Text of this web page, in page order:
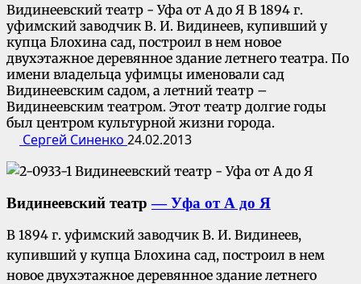
Видинеевский театр - Уфа от А до Я В 1894 г.
уфимский заводчик В. И. Видинеев, купивший у
купца Блохина сад, построил в нем новое
двухэтажное деревянное здание летнего театра. По
имени владельца уфимцы именовали сад
Видинеевским садом, а летний театр –
Видинеевским театром. Этот театр долгие годы
был центром культурной жизни города.
Сергей Синенко 24.02.2013
Видинеевский театр— Уфа от А до Я
В 1894 г. уфимский заводчик В. И. Видинеев,
купивший у купца Блохина сад, построил в нем
новое двухэтажное деревянное здание летнего